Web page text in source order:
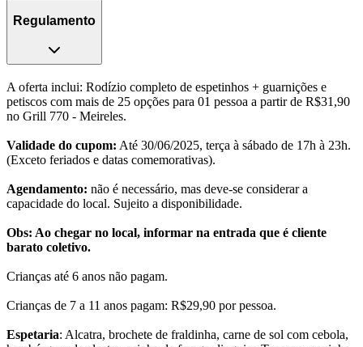
Regulamento
A oferta inclui: Rodízio completo de espetinhos + guarnições e
petiscos com mais de 25 opções para 01 pessoa a partir de R$31,90
no Grill 770 - Meireles.
Validade do cupom: Até 30/06/2025, terça à sábado de 17h à 23h.
(Exceto feriados e datas comemorativas).
Agendamento: não é necessário, mas deve-se considerar a
capacidade do local. Sujeito a disponibilidade.
Obs: Ao chegar no local, informar na entrada que é cliente
barato coletivo.
Crianças até 6 anos não pagam.
Crianças de 7 a 11 anos pagam: R$29,90 por pessoa.
Espetaria: Alcatra, brochete de fraldinha, carne de sol com cebola,